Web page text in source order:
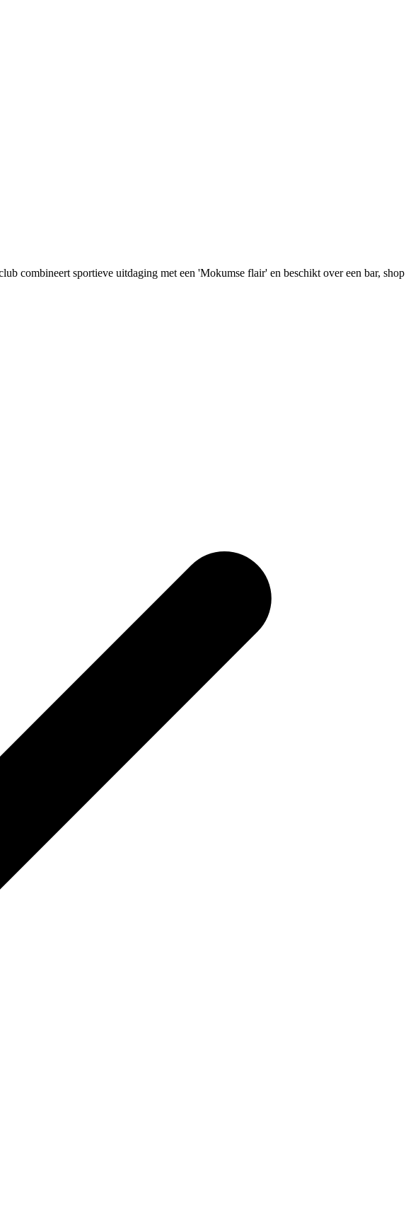
combineert sportieve uitdaging met een 'Mokumse flair' en beschikt over een bar, shop